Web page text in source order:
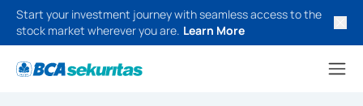
Start your investment journey with seamless access to the
stock market wherever you are. Learn More